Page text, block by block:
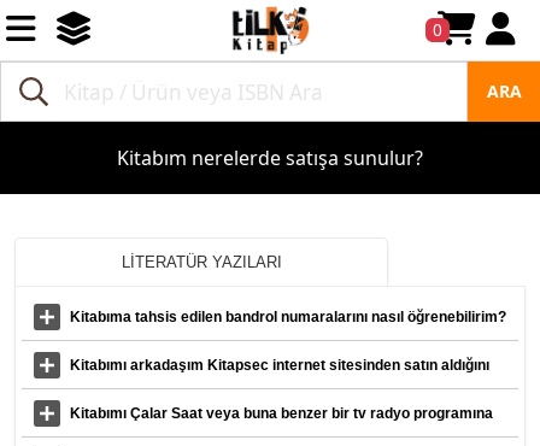
0
ARA
Kitabım nerelerde satışa sunulur?
LİTERATÜR YAZILARI
Kitabıma tahsis edilen bandrol numaralarını nasıl öğrenebilirim?
Kitabımı arkadaşım Kitapsec internet sitesinden satın aldığını
söyledi ama satışlarda Kitapsec adına herhangi bir çıkış
Kitabımı Çalar Saat veya buna benzer bir tv radyo programına